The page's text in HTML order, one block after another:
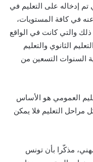
إدخاله على التعليم في
ترتب عنه في كافة المستويات،
والتي كانت في الواقع
الثانوي والتعليم
السنوات التسعين من
العمومي هو الأساس
التعليم فلا يمكن
مذكّرا بأن تونس